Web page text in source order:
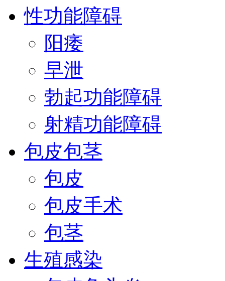
性功能障碍
阳痿
早泄
勃起功能障碍
射精功能障碍
包皮包茎
包皮
包皮手术
包茎
生殖感染